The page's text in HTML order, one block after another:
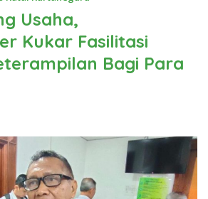
Usaha,
Kukar Fasilitasi
Bagi Para